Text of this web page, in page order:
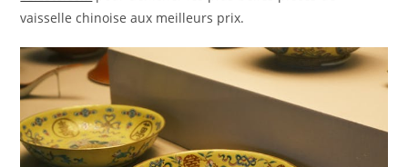
vaisselle chinoise aux meilleurs prix.